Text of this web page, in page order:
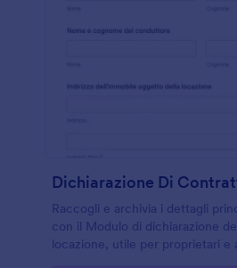
Raccogli e archivia i dettagli
con il Modulo di dichiarazione
locazione, utile per proprietari e